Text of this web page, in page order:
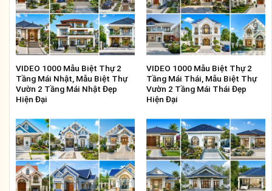
VIDEO 1000 Mẫu Biệt Thự 2
Tầng Mái Nhật, Mẫu Biệt Thự
Vườn 2 Tầng Mái Nhật Đẹp
Hiện Đại
VIDEO 1000 Mẫu Biệt Thự 2
Tầng Mái Thái, Mẫu Biệt Thự
Vườn 2 Tầng Mái Thái Đẹp
Hiện Đại